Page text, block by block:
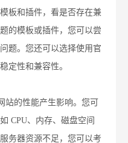
板和插件，看是否存在兼
的模板或插件，您可以尝
题。您还可以选择使用官
定性和兼容性。
站的性能产生影响。您可
CPU、内存、磁盘空间
务器资源不足，您可以考